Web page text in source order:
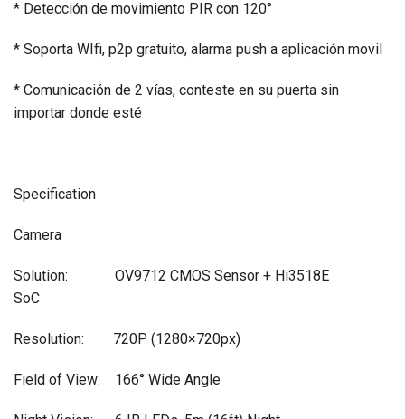
* Detección de movimiento PIR con 120°
* Soporta WIfi, p2p gratuito, alarma push a aplicación movil
* Comunicación de 2 vías, conteste en su puerta sin
importar donde esté
Specification
Camera
Solution: OV9712 CMOS Sensor + Hi3518E
SoC
Resolution: 720P (1280×720px)
Field of View: 166° Wide Angle